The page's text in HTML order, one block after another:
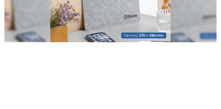
Rincian yang Anda dapatkan untuk pembelian produk ini:
1 x Rhodey Sleeve Case Laptop Tablet Macbook Pro Ultra Thin
2mm - RE214